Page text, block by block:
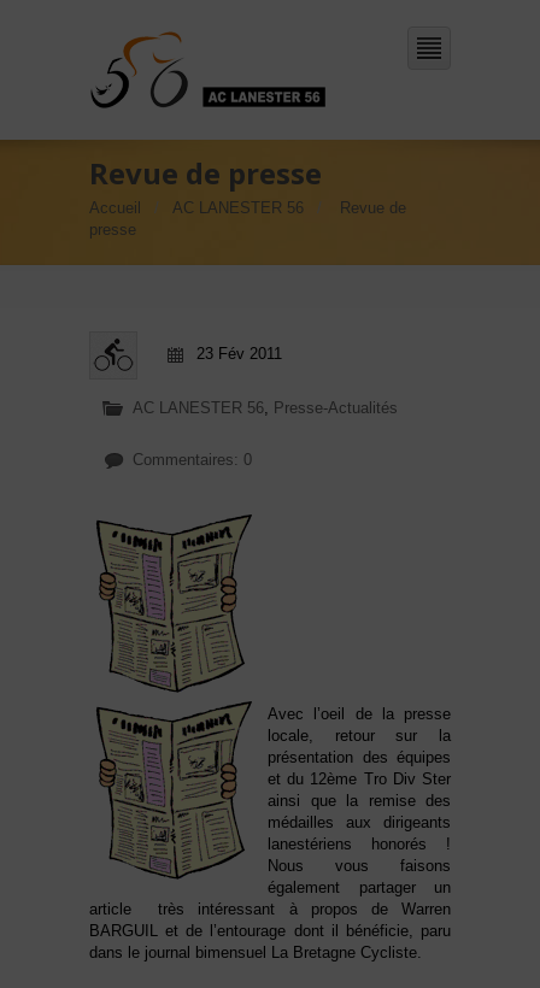
Revue de presse
Accueil AC LANESTER 56
Revue de
presse
23 Fév 2011
AC LANESTER 56, Presse-Actualités
Commentaires: 0
Avec l’oeil de la presse
locale, retour sur la
présentation des équipes
et du 12ème Tro Div Ster
ainsi que la remise des
médailles aux dirigeants
lanestériens honorés !
Nous vous faisons
également partager un
article très intéressant à propos de Warren
BARGUIL et de l’entourage dont il bénéficie, paru
dans le journal bimensuel La Bretagne Cycliste.